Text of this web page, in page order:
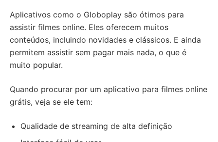
Aplicativos como o Globoplay são ótimos para
assistir filmes online. Eles oferecem muitos
conteúdos, incluindo novidades e clássicos. E ainda
permitem assistir sem pagar mais nada, o que é
muito popular.
Quando procurar por um aplicativo para filmes online
grátis, veja se ele tem:
Qualidade de streaming de alta definição